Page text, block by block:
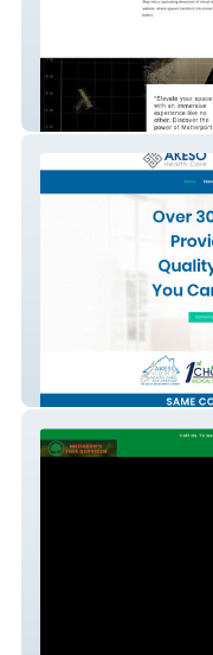
MatterportPhotoFinal
Akeso